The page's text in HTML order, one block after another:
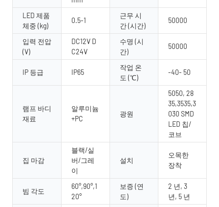
LED 제품
체중 (kg)
0.5-1
근무 시
간 (시간)
50000
입력 전압
(V)
DC12V D
C24V
수명 (시
간)
50000
IP 등급 IP65
작업 온
도 (℃)
-40- 50
램프 바디
재료
알루미늄
+PC
광원
5050, 28
35,3535,3
030 SMD
LED 칩/
코브
집 마감
블랙/실
버/그레
이
설치
오목한
장착
빔 각도
60°,90°,1
20°
보증 (연
도)
2 년, 3
년, 5 년